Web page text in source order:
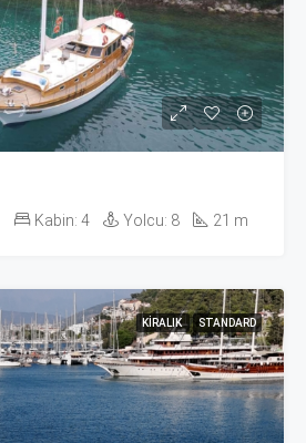
Kabin: 4 Yolcu: 8 21 m
KIRALIK STANDARD